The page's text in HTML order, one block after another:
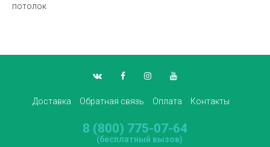
потолок
Доставка Обратная связь Оплата Контакты
8 (800) 775-07-64
(бесплатный вызов)